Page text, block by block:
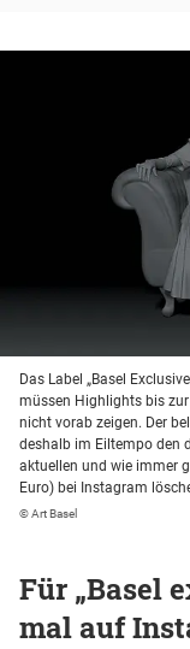
Das Label „Basel
müssen Highlights bis
nicht vorab zeigen. Der
deshalb im Eiltempo den
aktuellen und wie immer
Euro) bei Instagram
© Art Basel
Für „Basel
mal auf